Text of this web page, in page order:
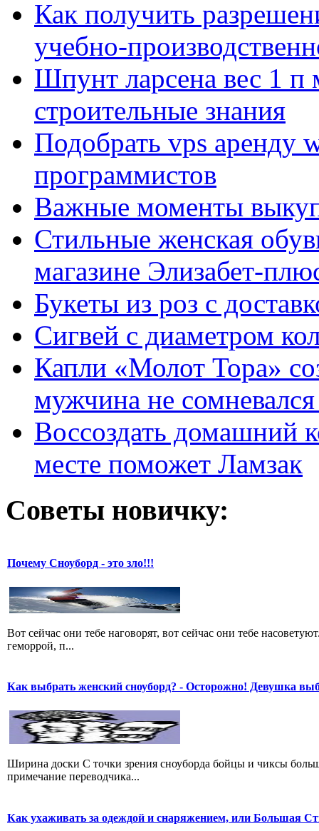
Как получить
учебно-
Шпунт ларсена вес 1 п
строительные знания
Подобрать vps аренду
программистов
Важные моменты
Стильные женская
магазине Элизабет-
Букеты из роз с
Сигвей с диаметром
Капли «Молот Тора»
мужчина не
Воссоздать домашний
месте поможет Ламзак
Советы новичку:
Почему Сноуборд - это зло!!!
Вот сейчас они тебе наговорят, вот сейчас они тебе
геморрой, п...
Как выбрать женский сноуборд? - Осторожно! Девушка
Ширина доски С точки зрения сноуборда бойцы и чиксы
примечание переводчика...
Как ухаживать за одеждой и снаряжением, или Большая